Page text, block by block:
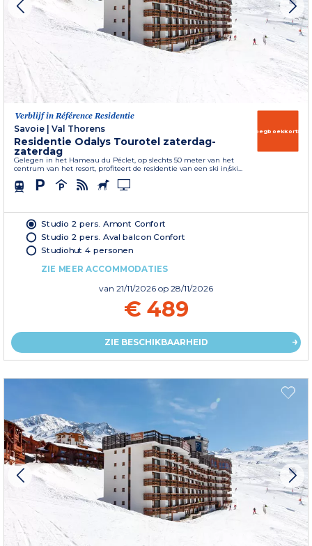
Verblijf in Référence Residentie
Savoie
Val Thorens
Residentie Odalys Tourotel zaterdag-
zaterdag
Gelegen in het Hameau du Péclet, op slechts 50 meter van het
centrum van het resort, profiteert de residentie van een ski in/ski...
Vroegboekkorting
Studio 2 pers. Amont Confort
Studio 2 pers. Aval balcon Confort
Studiohut 4 personen
ZIE MEER ACCOMMODATIES
van 21/11/2026 op 28/11/2026
€ 489
ZIE BESCHIKBAARHEID